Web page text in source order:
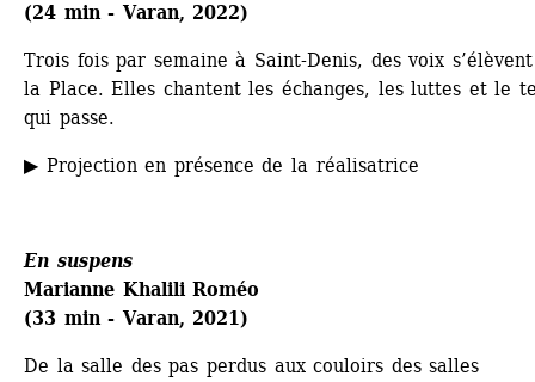
(24 min - Varan, 2022)
Trois fois par semaine à Saint-Denis, des voix
la Place. Elles chantent les échanges, les luttes et le
qui passe.
▶ Projection en présence de la réalisatrice
En suspens
Marianne Khalili Roméo
(33 min - Varan, 2021)
De la salle des pas perdus aux couloirs des salles